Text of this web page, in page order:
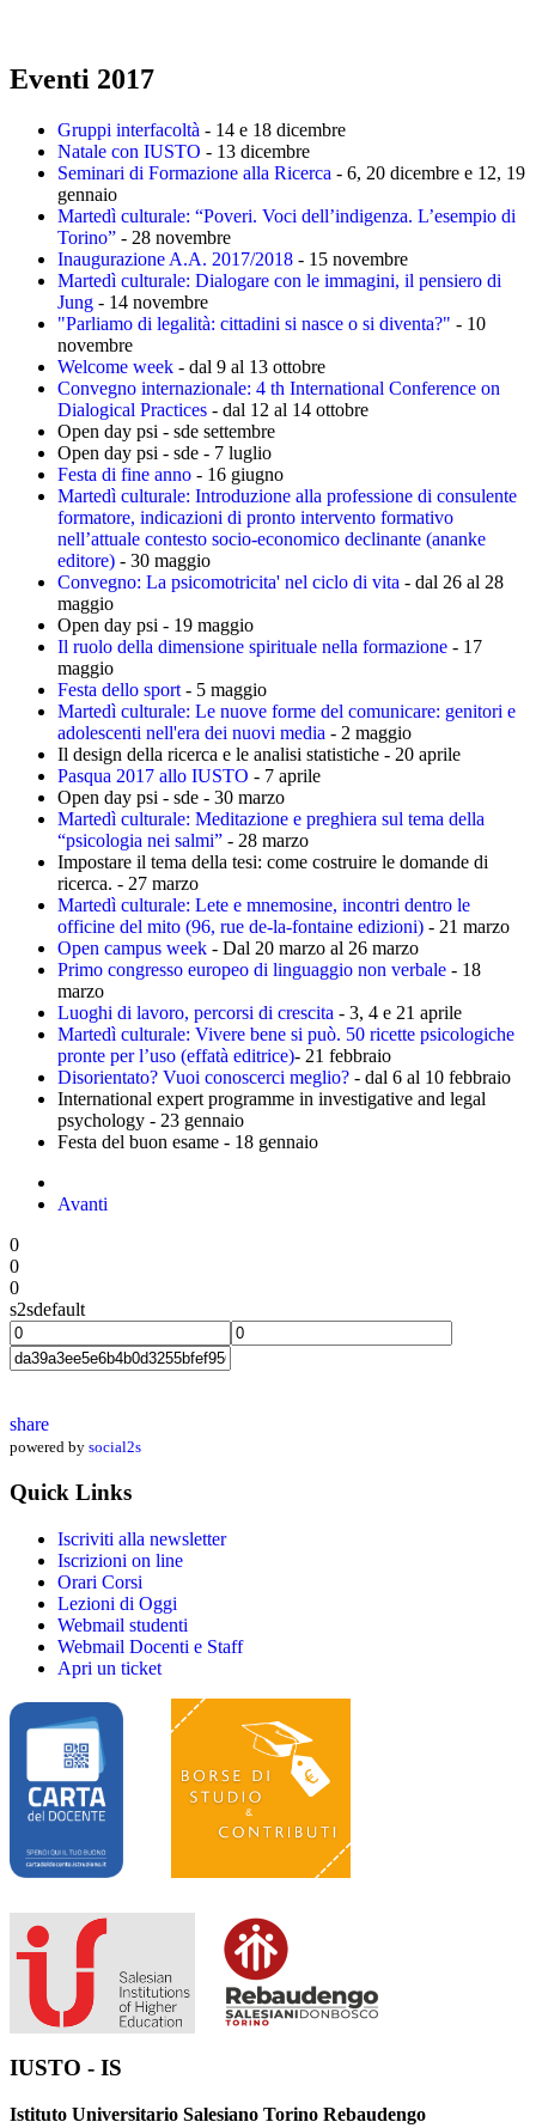
Eventi 2017
Gruppi interfacoltà - 14 e 18 dicembre
Natale con IUSTO - 13 dicembre
Seminari di Formazione alla Ricerca - 6, 20 dicembre e 12, 19
gennaio
Martedì culturale: “Poveri. Voci dell’indigenza. L’esempio di
Torino” - 28 novembre
Inaugurazione A.A. 2017/2018 - 15 novembre
Martedì culturale: Dialogare con le immagini, il pensiero di
Jung - 14 novembre
"Parliamo di legalità: cittadini si nasce o si diventa?" - 10
novembre
Welcome week - dal 9 al 13 ottobre
Convegno internazionale: 4 th International Conference on
Dialogical Practices - dal 12 al 14 ottobre
Open day psi - sde settembre
Open day psi - sde - 7 luglio
Festa di fine anno - 16 giugno
Martedì culturale: Introduzione alla professione di consulente
formatore, indicazioni di pronto intervento formativo
nell’attuale contesto socio-economico declinante (ananke
editore) - 30 maggio
Convegno: La psicomotricita' nel ciclo di vita - dal 26 al 28
maggio
Open day psi - 19 maggio
Il ruolo della dimensione spirituale nella formazione - 17
maggio
Festa dello sport - 5 maggio
Martedì culturale: Le nuove forme del comunicare: genitori e
adolescenti nell'era dei nuovi media - 2 maggio
Il design della ricerca e le analisi statistiche - 20 aprile
Pasqua 2017 allo IUSTO - 7 aprile
Open day psi - sde - 30 marzo
Martedì culturale: Meditazione e preghiera sul tema della
“psicologia nei salmi” - 28 marzo
Impostare il tema della tesi: come costruire le domande di
ricerca. - 27 marzo
Martedì culturale: Lete e mnemosine, incontri dentro le
officine del mito (96, rue de-la-fontaine edizioni) - 21 marzo
Open campus week - Dal 20 marzo al 26 marzo
Primo congresso europeo di linguaggio non verbale - 18
marzo
Luoghi di lavoro, percorsi di crescita - 3, 4 e 21 aprile
Martedì culturale: Vivere bene si può. 50 ricette psicologiche
pronte per l’uso (effatà editrice)- 21 febbraio
Disorientato? Vuoi conoscerci meglio? - dal 6 al 10 febbraio
International expert programme in investigative and legal
psychology - 23 gennaio
Festa del buon esame - 18 gennaio
Avanti
0
0
0
s2sdefault
share
powered by social2s
Quick Links
Iscriviti alla newsletter
Iscrizioni on line
Orari Corsi
Lezioni di Oggi
Webmail studenti
Webmail Docenti e Staff
Apri un ticket
IUSTO - IS
Istituto Universitario Salesiano Torino Rebaudengo